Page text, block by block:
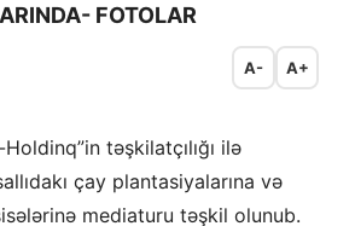
FOTOLAR
A- A+
təşkilatçılığı ilə
çay plantasiyalarına və
mediaturu təşkil olunub.